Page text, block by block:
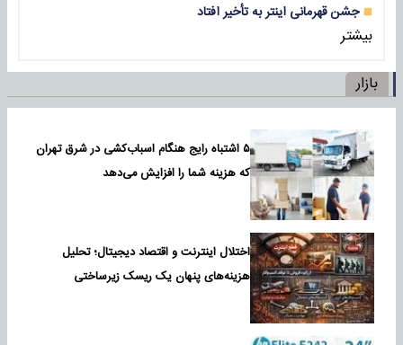
جشن قهرمانی اینتر به تأخیر افتاد
بیشتر
بازار
۵ اشتباه رایج هنگام اسباب‌کشی در شرق تهران
که هزینه شما را افزایش می‌دهد
اختلال اینترنت و اقتصاد دیجیتال؛ تحلیل
هزینه‌های پنهان یک ریسک زیرساختی